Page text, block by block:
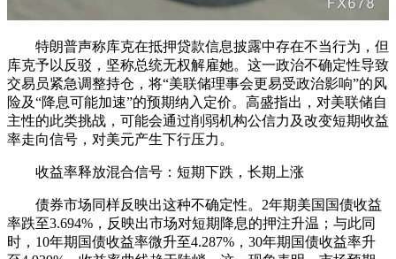
特朗普声称库克在抵押贷款信息披露中存在不当行为，但
库克予以反驳，坚称总统无权解雇她。这一政治不确定性导致
交易员紧急调整持仓，将“美联储理事会更易受政治影响”的风
险及“降息可能加速”的预期纳入定价。高盛指出，对美联储自
主性的此类挑战，可能会通过削弱机构公信力及改变短期收益
率走向信号，对美元产生下行压力。
收益率释放混合信号：短期下跌，长期上涨
债券市场同样反映出这种不确定性。2年期美国国债收益
率跌至3.694%，反映出市场对短期降息的押注升温；与此同
时，10年期国债收益率微升至4.287%，30年期国债收益率升